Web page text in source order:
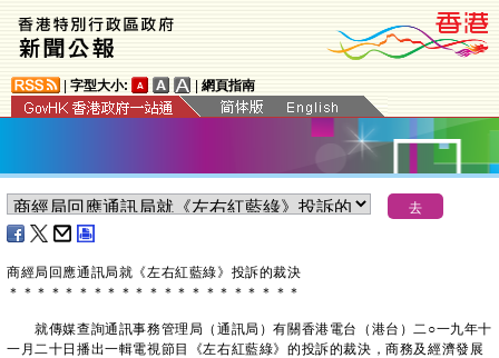
字型大小: 網頁指南
商經局回應通訊局就《左右紅藍綠》投訴的裁決
＊ ＊ ＊ ＊ ＊ ＊ ＊ ＊ ＊ ＊ ＊ ＊ ＊ ＊ ＊ ＊ ＊ ＊ ＊ ＊ ＊
就傳媒查詢通訊事務管理局（通訊局）有關香港電台（港台）二○一九年十
一月二十日播出一輯電視節目《左右紅藍綠》的投訴的裁決，商務及經濟發展